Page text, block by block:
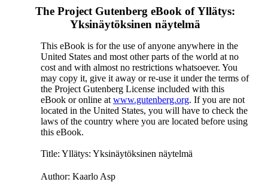
The Project Gutenberg eBook ofYllätys:
Yksinäytöksinen näytelmä
This eBook is for the use of anyone anywhere in the
United States and most other parts of the world at no
cost and with almost no restrictions whatsoever. You
may copy it, give it away or re-use it under the terms of
the Project Gutenberg License included with this
eBook or online at www.gutenberg.org. If you are not
located in the United States, you will have to check the
laws of the country where you are located before using
this eBook.
Title: Yllätys: Yksinäytöksinen näytelmä
Author: Kaarlo Asp